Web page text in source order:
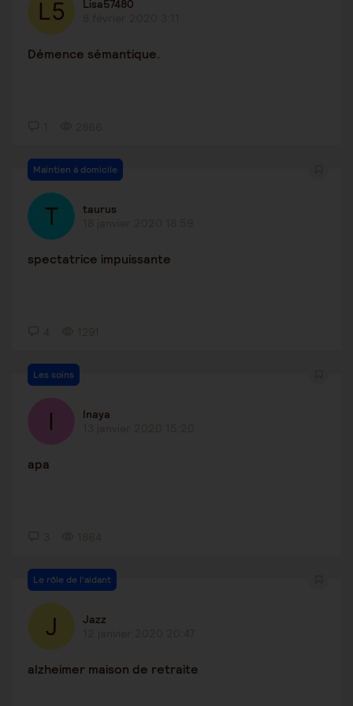
Lisa57480
Démence sémantique.
Maintien à domicile
taurus
spectatrice impuissante
Les soins
Inaya
apa
Le rôle de l'aidant
Jazz
alzheimer maison de retraite